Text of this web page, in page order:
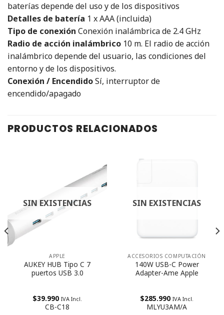
baterías depende del uso y de los dispositivos
Detalles de batería 1 x AAA (incluida)
Tipo de conexión Conexión inalámbrica de 2.4 GHz
Radio de acción inalámbrico 10 m. El radio de acción
inalámbrico depende del usuario, las condiciones del
entorno y de los dispositivos.
Conexión / EncendidoSí, interruptor de
encendido/apagado
PRODUCTOS RELACIONADOS
SIN EXISTENCIAS
APPLE
AUKEY HUB Tipo C 7
puertos USB 3.0
$39.990 IVA Incl.
CB-C18
SIN EXISTENCIAS
ACCESORIOS COMPUTACIÓN
140W USB-C Power
Adapter-Ame Apple
$285.990 IVA Incl.
MLYU3AM/A